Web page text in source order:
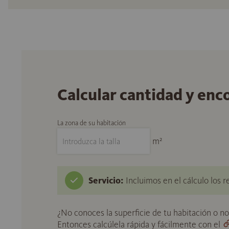
Calcular cantidad y
La zona de su habitación
m²
Servicio: Incluimos en el cálculo los
¿No conoces la superficie de tu habitación o
Entonces calcúlela rápida y fácilmente con el